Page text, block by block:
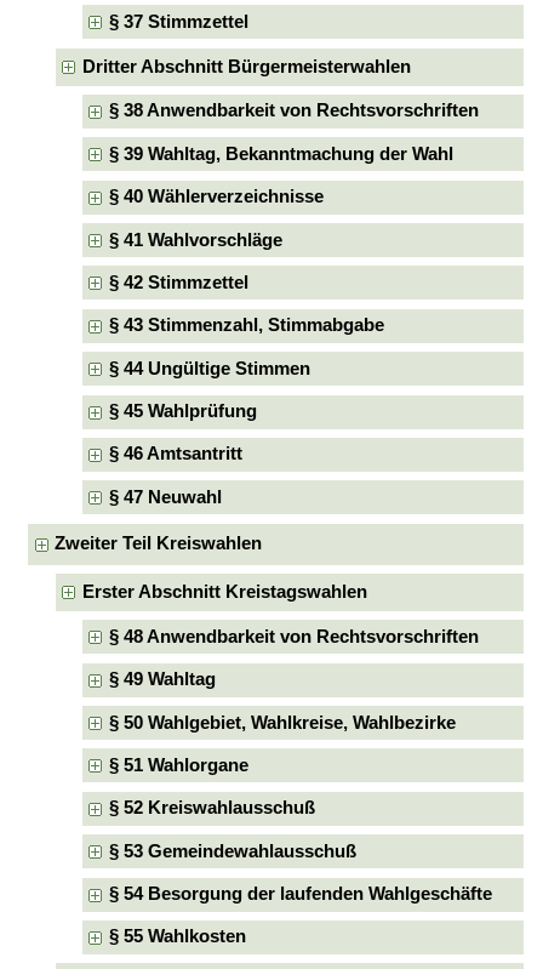
§ 37 Stimmzettel
Dritter Abschnitt Bürgermeisterwahlen
§ 38 Anwendbarkeit von Rechtsvorschriften
§ 39 Wahltag, Bekanntmachung der Wahl
§ 40 Wählerverzeichnisse
§ 41 Wahlvorschläge
§ 42 Stimmzettel
§ 43 Stimmenzahl, Stimmabgabe
§ 44 Ungültige Stimmen
§ 45 Wahlprüfung
§ 46 Amtsantritt
§ 47 Neuwahl
Zweiter Teil Kreiswahlen
Erster Abschnitt Kreistagswahlen
§ 48 Anwendbarkeit von Rechtsvorschriften
§ 49 Wahltag
§ 50 Wahlgebiet, Wahlkreise, Wahlbezirke
§ 51 Wahlorgane
§ 52 Kreiswahlausschuß
§ 53 Gemeindewahlausschuß
§ 54 Besorgung der laufenden Wahlgeschäfte
§ 55 Wahlkosten